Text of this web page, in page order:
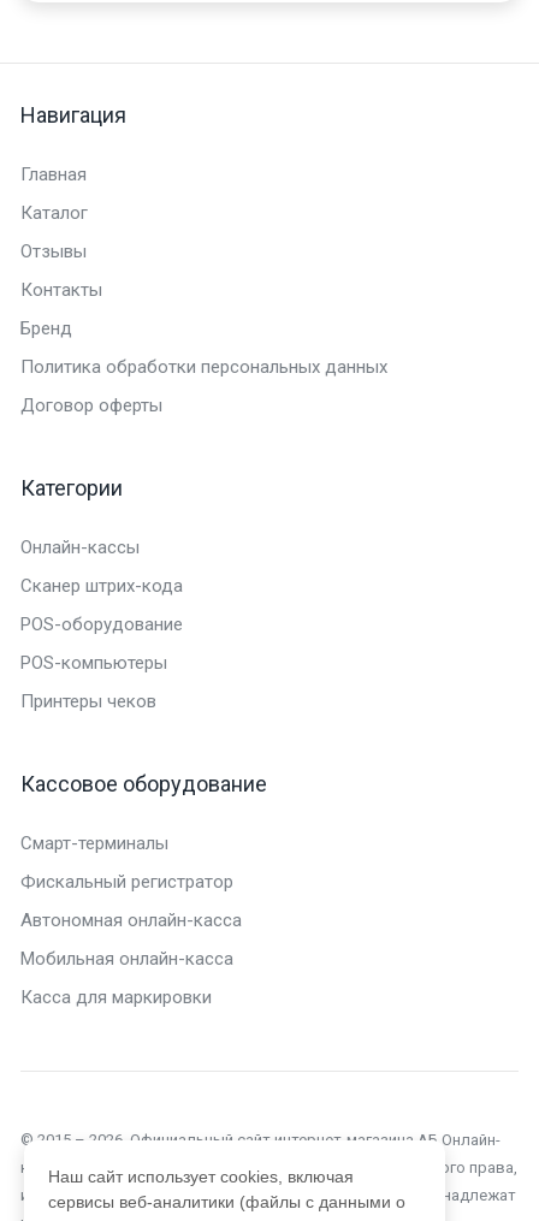
Навигация
Главная
Каталог
Отзывы
Контакты
Бренд
Политика обработки персональных данных
Договор оферты
Категории
Онлайн-кассы
Сканер штрих-кода
POS-оборудование
POS-компьютеры
Принтеры чеков
Кассовое оборудование
Смарт-терминалы
Фискальный регистратор
Автономная онлайн-касса
Мобильная онлайн-касса
Касса для маркировки
© 2015 – 2026. Официальный сайт интернет-магазина АБ Онлайн-
касса в Ейске. Текущий сайт является объектом авторского права,
исключительные права, на использование которого принадлежат
Наш сайт использует cookies, включая
сервисы веб-аналитики (файлы с данными о